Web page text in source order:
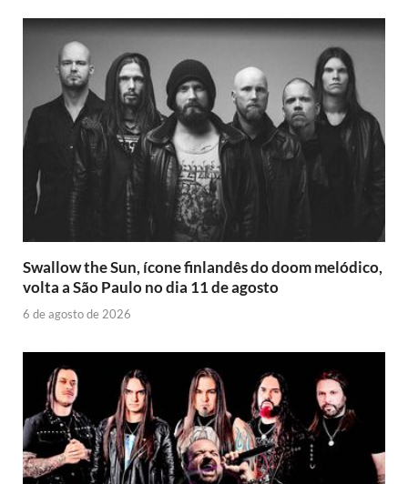
Swallow the Sun, ícone finlandês do doom melódico,
volta a São Paulo no dia 11 de agosto
6 de agosto de 2026